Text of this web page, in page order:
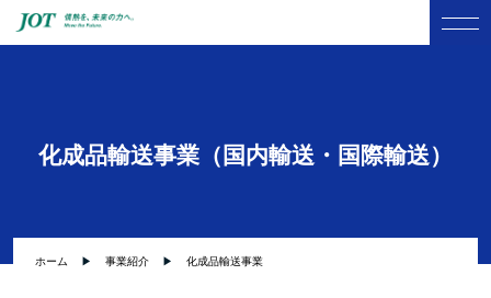
化成品輸送事業（国内輸送・国際輸送）
ホーム 事業紹介 化成品輸送事業